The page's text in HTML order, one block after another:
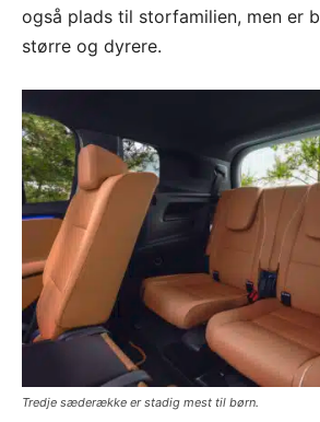
også plads til storfamilien, men er
større og dyrere.
Tredje sæderække er stadig mest til børn.